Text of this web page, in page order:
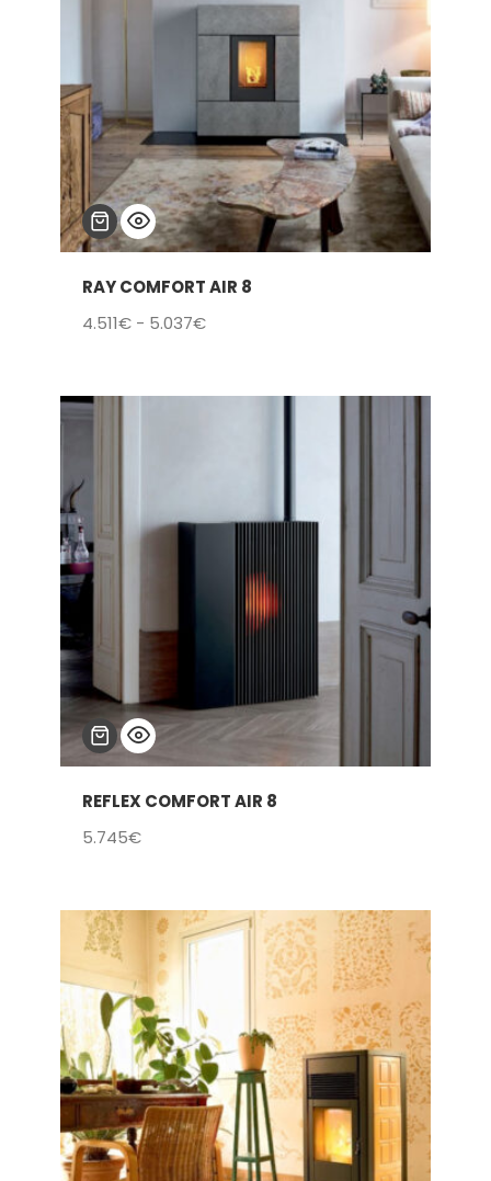
RAY COMFORT AIR 8
4.511€ - 5.037€Rango
desde
REFLEX COMFORT AIR 8
5.745€